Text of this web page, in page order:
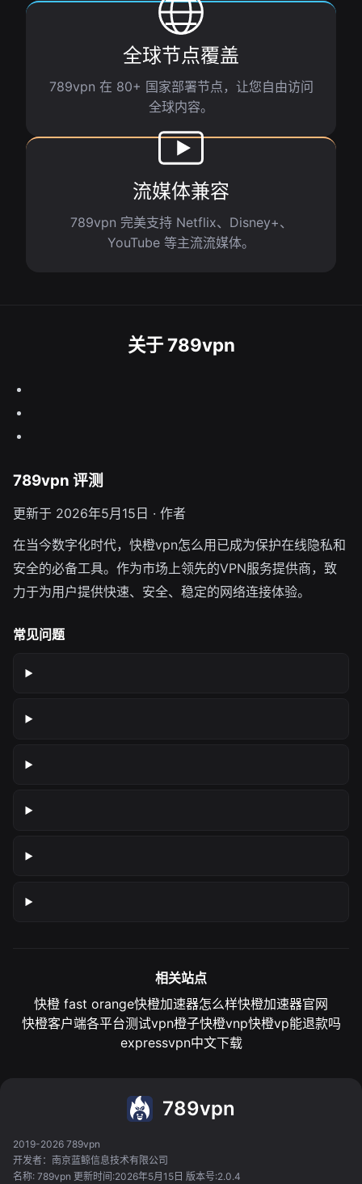
全球节点覆盖
789vpn 在 80+ 国家部署节点，让您自由访问
全球内容。
流媒体兼容
789vpn 完美支持 Netflix、Disney+、
YouTube 等主流流媒体。
关于 789vpn
789vpn 评测
更新于 2026年5月15日 · 作者
在当今数字化时代，快橙vpn怎么用已成为保护在线隐私和
安全的必备工具。作为市场上领先的VPN服务提供商，致
力于为用户提供快速、安全、稳定的网络连接体验。
常见问题
相关站点
快橙 fast orange快橙加速器怎么样快橙加速器官网
快橙客户端各平台测试vpn橙子快橙vnp快橙vp能退款吗
expressvpn中文下载
789vpn
2019-2026 789vpn
开发者：南京蓝鲸信息技术有限公司
名称: 789vpn 更新时间:2026年5月15日 版本号:2.0.4